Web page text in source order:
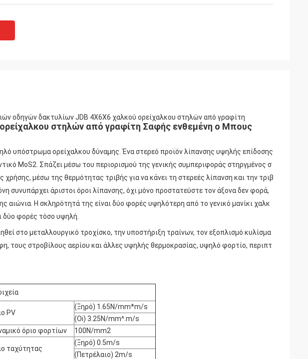
οδηγών δακτυλίων JDB 4X6X6 χαλκού ορείχαλκου στηλών από γραφίτη
στηλών από γραφίτη Σαφής ενθεμένη ο Μπους
υπόστρωμα ορείχαλκου δύναμης. Ένα στερεό προϊόν λίπανσης υψηλής επίδοσης
MoS2. Σπάζει μέσω του περιορισμού της γενικής συμπεριφοράς στηργμένος σ
χρήσης, μέσω της θερμότητας τριβής για να κάνει τη στερεές λίπανση και την τριβ
συνυπάρχει άριστοι όροι λίπανσης, όχι μόνο προστατεύστε τον άξονα δεν φορά,
αιώνια. Η σκληρότητά της είναι δύο φορές υψηλότερη από το γενικό μανίκι χαλκ
δύο φορές τόσο υψηλή.
στο μεταλλουργικό τροχίσκο, την υποστήριξη τραίνων, τον εξοπλισμό κυλίσμα
τους στροβίλους αερίου και άλλες υψηλής θερμοκρασίας, υψηλό φορτίο, περιπτ
PV
(Ξηρό) 1.65N/mm*m/s
(Oi) 3.25N/mm^.m/s
όριο φορτίων 100N/mm2
ταχύτητας
(Ξηρό) 0.5m/s
(Πετρέλαιο) 2m/s